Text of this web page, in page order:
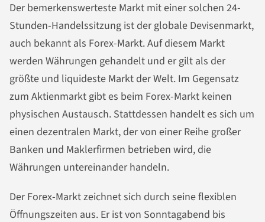
Der bemerkenswerteste Markt mit einer solchen 24-
Stunden-Handelssitzung ist der globale Devisenmarkt,
auch bekannt als Forex-Markt. Auf diesem Markt
werden Währungen gehandelt und er gilt als der
größte und liquideste Markt der Welt. Im Gegensatz
zum Aktienmarkt gibt es beim Forex-Markt keinen
physischen Austausch. Stattdessen handelt es sich um
einen dezentralen Markt, der von einer Reihe großer
Banken und Maklerfirmen betrieben wird, die
Währungen untereinander handeln.
Der Forex-Markt zeichnet sich durch seine flexiblen
Öffnungszeiten aus. Er ist von Sonntagabend bis